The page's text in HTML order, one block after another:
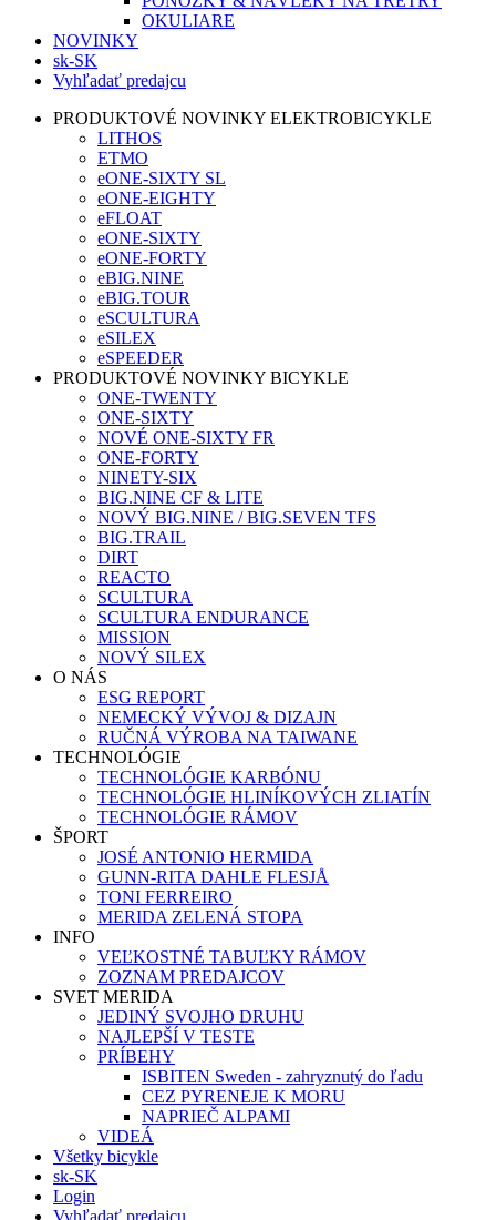
OKULIARE
NOVINKY
sk-SK
Vyhľadať predajcu
PRODUKTOVÉ NOVINKY ELEKTROBICYKLE
LITHOS
ETMO
eONE-SIXTY SL
eONE-EIGHTY
eFLOAT
eONE-SIXTY
eONE-FORTY
eBIG.NINE
eBIG.TOUR
eSCULTURA
eSILEX
eSPEEDER
PRODUKTOVÉ NOVINKY BICYKLE
ONE-TWENTY
ONE-SIXTY
NOVÉ ONE-SIXTY FR
ONE-FORTY
NINETY-SIX
BIG.NINE CF & LITE
NOVÝ BIG.NINE / BIG.SEVEN TFS
BIG.TRAIL
DIRT
REACTO
SCULTURA
SCULTURA ENDURANCE
MISSION
NOVÝ SILEX
O NÁS
ESG REPORT
NEMECKÝ VÝVOJ & DIZAJN
RUČNÁ VÝROBA NA TAIWANE
TECHNOLÓGIE
TECHNOLÓGIE KARBÓNU
TECHNOLÓGIE HLINÍKOVÝCH ZLIATÍN
TECHNOLÓGIE RÁMOV
ŠPORT
JOSÉ ANTONIO HERMIDA
GUNN-RITA DAHLE FLESJÅ
TONI FERREIRO
MERIDA ZELENÁ STOPA
INFO
VEĽKOSTNÉ TABUĽKY RÁMOV
ZOZNAM PREDAJCOV
SVET MERIDA
JEDINÝ SVOJHO DRUHU
NAJLEPŠÍ V TESTE
PRÍBEHY
ISBITEN Sweden - zahryznutý do ľadu
CEZ PYRENEJE K MORU
NAPRIEČ ALPAMI
VIDEÁ
Všetky bicykle
sk-SK
Login
Vyhľadať predajcu